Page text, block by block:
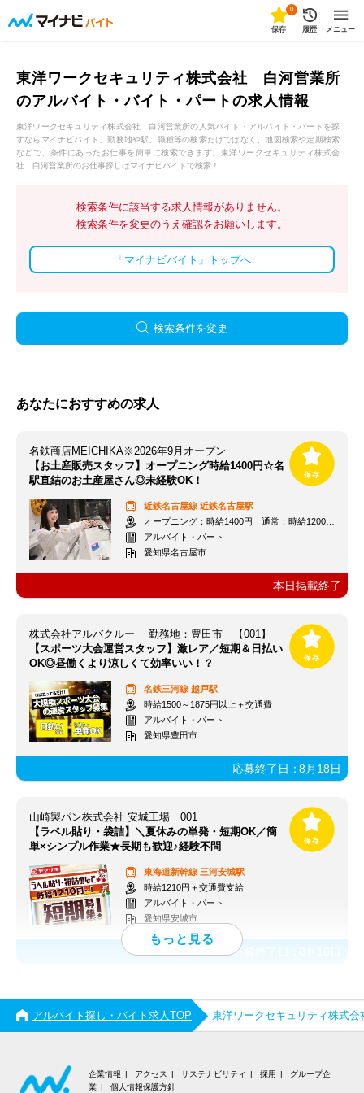
0
保存 履歴 メニュー
東洋ワークセキュリティ株式会社 白河営業所
のアルバイト・バイト・パートの求人情報
東洋ワークセキュリティ株式会社 白河営業所の人気バイト・アルバイト・パートを探
すならマイナビバイト。勤務地や駅、職種等の検索だけではなく、地図検索や定期検索
などで、条件にあったお仕事を簡単に検索できます。東洋ワークセキュリティ株式会
社 白河営業所のお仕事探しはマイナビバイトで検索！
検索条件に該当する求人情報がありません。
検索条件を変更のうえ確認をお願いします。
「マイナビバイト」トップへ
検索条件を変更
あなたにおすすめの求人
名鉄商店MEICHIKA※2026年9月オープン
【お土産販売スタッフ】オープニング時給1400円☆名
駅直結のお土産屋さん◎未経験OK！
近鉄名古屋線 近鉄名古屋駅
オープニング：時給1400円 通常：時給1200円～＋交通費全額支給
アルバイト・パート
愛知県名古屋市
本日掲載終了
株式会社アルバクルー 勤務地：豊田市 【001】
【スポーツ大会運営スタッフ】激レア／短期＆日払い
OK◎昼働くより涼しくて効率いい！？
名鉄三河線 越戸駅
時給1500～1875円以上＋交通費
アルバイト・パート
愛知県豊田市
応募終了日：8月18日
山崎製パン株式会社 安城工場｜001
【ラベル貼り・袋詰】＼夏休みの単発・短期OK／簡
単×シンプル作業★長期も歓迎♪経験不問
東海道新幹線 三河安城駅
時給1210円＋交通費支給
アルバイト・パート
愛知県安城市
応募終了日：
アルバイト探し・バイト求人TOP 東洋ワークセキュリティ株式
企業情報 アクセス サステナビリティ 採用
グループ企
業
個人情報保護方針